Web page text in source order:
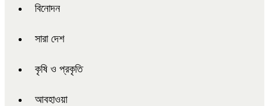
বিনোদন
সারা দেশ
কৃষি ও প্রকৃতি
আবহাওয়া